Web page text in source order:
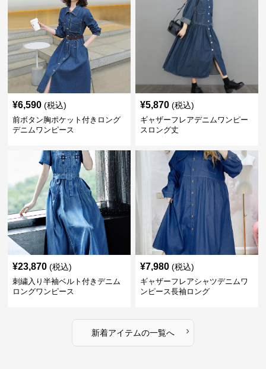
¥6,590 (税込)
前ボタン胸ポケット付きロング
デニムワンピース
¥5,870 (税込)
ギャザーフレアデニムワンピー
スロング丈
¥23,870 (税込)
刺繍入り半袖ベルト付きデニム
ロングワンピース
¥7,980 (税込)
ギャザーフレアシャツデニムワ
ンピース長袖ロング
新着アイテムの一覧へ ›